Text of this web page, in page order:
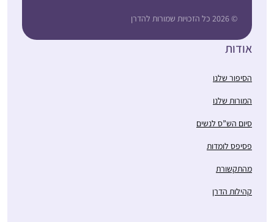
© 2026 כל הזכויות שמורות להדרן
אודות
הסיפור שלנו
המורות שלנו
סיום הש”ס לנשים
פסיפס לומדות
מהתקשורת
קהילות הדרן